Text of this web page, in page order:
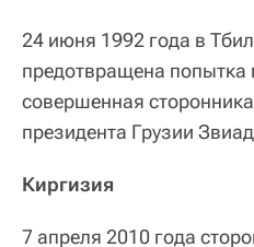
24 июня 1992 года в
предотвращена попытка
совершенная
президента Грузии
Киргизия
7 апреля 2010 года